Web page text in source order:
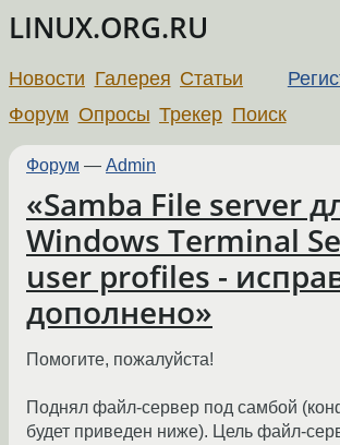
LINUX.ORG.RU
Новости Галерея Статьи
Форум Опросы Трекер Поиск
Форум — Admin
«Samba File server
Windows Terminal
user profiles -
дополнено»
Помогите, пожалуйста!
Поднял файл-сервер под самбой
будет приведен ниже). Цель файл-